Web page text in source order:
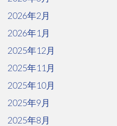
2026年2月
2026年1月
2025年12月
2025年11月
2025年10月
2025年9月
2025年8月